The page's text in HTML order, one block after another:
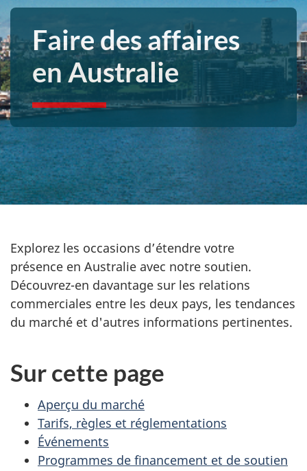
Faire des affaires
en Australie
Explorez les occasions d’étendre votre
présence en Australie avec notre soutien.
Découvrez-en davantage sur les relations
commerciales entre les deux pays, les tendances
du marché et d'autres informations pertinentes.
Sur cette page
Aperçu du marché
Tarifs, règles et réglementations
Événements
Programmes de financement et de soutien